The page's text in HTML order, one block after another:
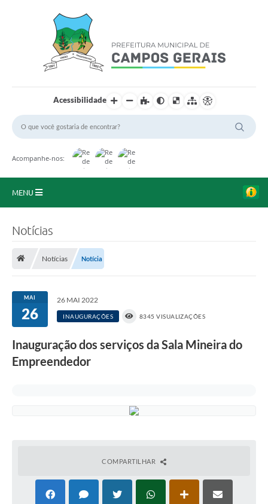
Acessibilidade
Acompanhe-nos:
MENU
Portal da Transparência
Secretarias
Notícias
Notícias Notícia
MAI
26
26 MAI 2022
INAUGURAÇÕES 8345 VISUALIZAÇÕES
Inauguração dos serviços da Sala Mineira do
Empreendedor
COMPARTILHAR